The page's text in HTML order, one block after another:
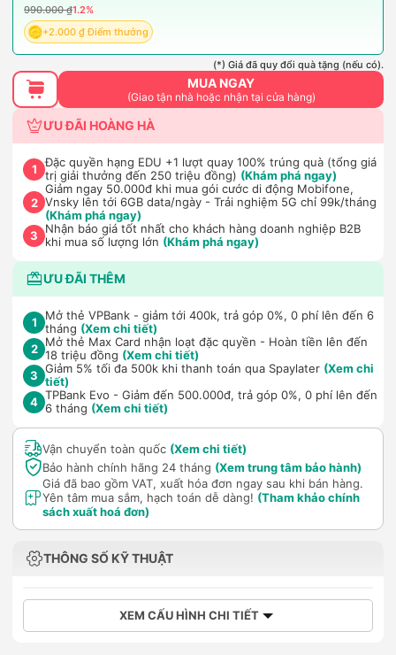
990.000 ₫1.2%
+2.000 ₫ Điểm thưởng
(*) Giá đã quy đổi quà tặng (nếu có).
MUA NGAY
(Giao tận nhà hoặc nhận tại cửa hàng)
ƯU ĐÃI HOÀNG HÀ
1
Đặc quyền hạng EDU +1 lượt quay 100% trúng quà (tổng giá
trị giải thưởng đến 250 triệu đồng) (Khám phá ngay)
2
Giảm ngay 50.000đ khi mua gói cước di động Mobifone,
Vnsky lên tới 6GB data/ngày - Trải nghiệm 5G chỉ 99k/tháng
(Khám phá ngay)
3
Nhận báo giá tốt nhất cho khách hàng doanh nghiệp B2B
khi mua số lượng lớn (Khám phá ngay)
ƯU ĐÃI THÊM
1
Mở thẻ VPBank - giảm tới 400k, trả góp 0%, 0 phí lên đến 6
tháng (Xem chi tiết)
2 Mở thẻ Max Card nhận loạt đặc quyền - Hoàn tiền lên đến
18 triệu đồng (Xem chi tiết)
3 Giảm 5% tối đa 500k khi thanh toán qua Spaylater (Xem chi
tiết)
4 TPBank Evo - Giảm đến 500.000đ, trả góp 0%, 0 phí lên đến
6 tháng (Xem chi tiết)
Vận chuyển toàn quốc (Xem chi tiết)
Bảo hành chính hãng 24 tháng (Xem trung tâm bảo hành)
Giá đã bao gồm VAT, xuất hóa đơn ngay sau khi bán hàng.
Yên tâm mua sắm, hạch toán dễ dàng! (Tham khảo chính
sách xuất hoá đơn)
THÔNG SỐ KỸ THUẬT
XEM CẤU HÌNH CHI TIẾT